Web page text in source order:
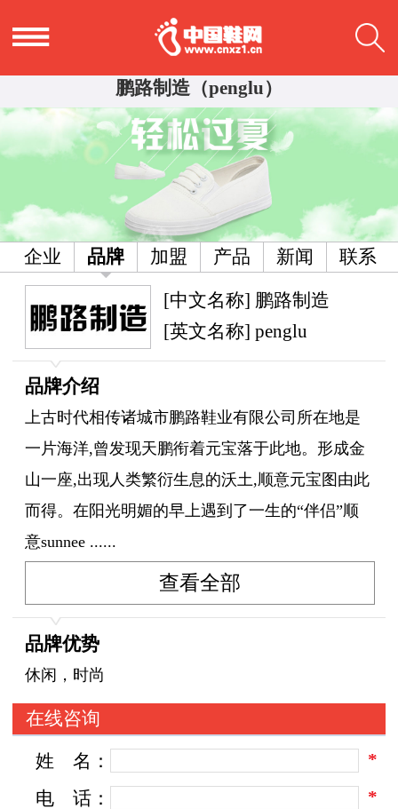
鹏路制造（penglu）
企业 品牌 加盟 产品 新闻 联系
[中文名称] 鹏路制造
[英文名称] penglu
品牌介绍
上古时代相传诸城市鹏路鞋业有限公司所在地是
一片海洋,曾发现天鹏衔着元宝落于此地。形成金
山一座,出现人类繁衍生息的沃土,顺意元宝图由此
而得。在阳光明媚的早上遇到了一生的“伴侣”顺
意sunnee ......
查看全部
品牌优势
休闲，时尚
在线咨询
姓
名：
*
电
话：
*